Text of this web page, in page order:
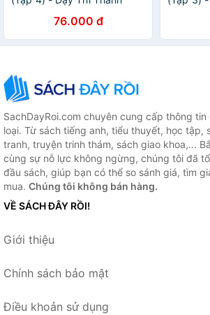
76.000 đ
SachDayRoi.com chuyên cung cấp thông
loại. Từ sách tiếng anh, tiểu thuyết, học tập,
tranh, truyện trinh thám, sách giao khoa,...
cùng sự nỗ lực không ngừng, chúng tôi đã
đầu sách, giúp bạn có thể so sánh giá, tìm
mua. Chúng tôi không bán hàng.
VỀ SÁCH ĐÂY RỒI!
Giới thiệu
Chính sách bảo mật
Điều khoản sử dụng